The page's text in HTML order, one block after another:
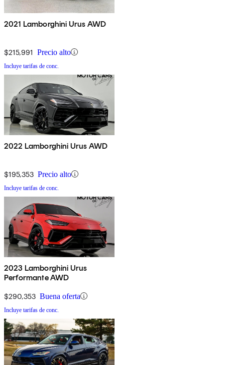
2021 Lamborghini Urus AWD
$215,991 Precio alto
Incluye tarifas de conc.
2022 Lamborghini Urus AWD
$195,353 Precio alto
Incluye tarifas de conc.
2023 Lamborghini Urus
Performante AWD
$290,353 Buena oferta
Incluye tarifas de conc.